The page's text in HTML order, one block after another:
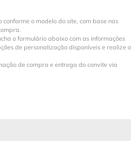
o modelo do site, com base nas
o formulário abaixo com as informações
de personalização disponíveis e realize o
de compra e entrega do convite via